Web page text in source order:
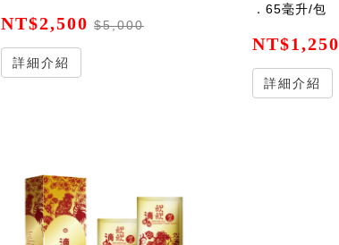
NT$2,500 $5,000
詳細介紹
．65毫升/包
NT$1,250
詳細介紹